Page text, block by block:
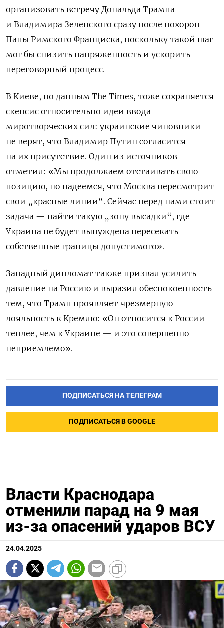
организовать встречу Дональда Трампа
и Владимира Зеленского сразу после похорон
Папы Римского Франциска, поскольку такой шаг
мог бы снизить напряженность и ускорить
переговорный процесс.
В Киеве, по данным The Times, тоже сохраняется
скепсис относительно идеи ввода
миротворческих сил: украинские чиновники
не верят, что Владимир Путин согласится
на их присутствие. Один из источников
отметил: «Мы продолжаем отстаивать свою
позицию, но надеемся, что Москва пересмотрит
свои „красные линии“. Сейчас перед нами стоит
задача — найти такую „зону высадки“, где
Украина не будет вынуждена пересекать
собственные границы допустимого».
Западный дипломат также призвал усилить
давление на Россию и выразил обеспокоенность
тем, что Трамп проявляет чрезмерную
лояльность к Кремлю: «Он относится к России
теплее, чем к Украине — и это совершенно
неприемлемо».
ПОДПИСАТЬСЯ НА ТЕЛЕГРАМ
ПОДПИСАТЬСЯ В GOOGLE
Власти Краснодара
отменили парад на 9 мая
из-за опасений ударов ВСУ
24.04.2025